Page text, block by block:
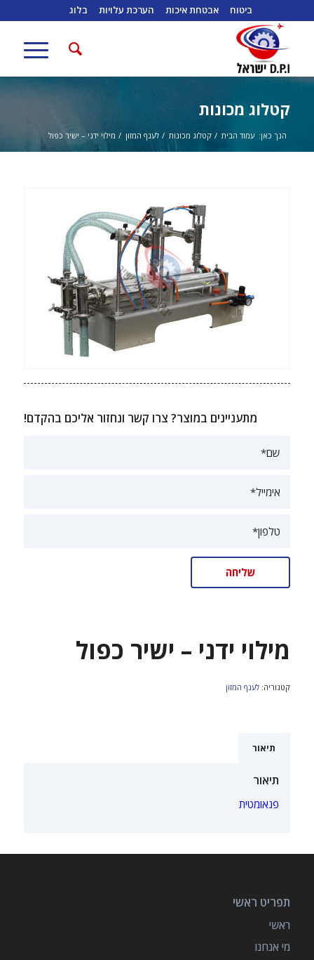
ביטוח אבטחת איכות הערכת עלויות בלוג
קטלוג מכונות
הנך כאן: עמוד הבית / קטלוג מכונות / לענף המזון / מילוי ידני – ישיר כפול
מתעניינים במוצר? צרו קשר ונחזור אליכם בהקדם!
מילוי ידני – ישיר כפול
קטגוריה: לענף המזון
תיאור
תיאור
פנאומטית
תפריט ראשי
ראשי
מי אנחנו